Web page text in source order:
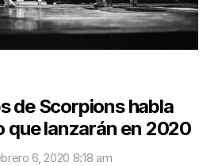
de Scorpions habla
que lanzarán en 2020
6, 2020 8:18 am